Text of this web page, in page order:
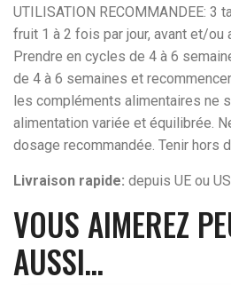
UTILISATION RECOMMANDEE: 3
fruit 1 à 2 fois par jour, avant et/ou
Prendre en cycles de 4 à 6
de 4 à 6 semaines et
les compléments alimentaires ne
alimentation variée et équilibrée.
dosage recommandée. Tenir hors
Livraison rapide: depuis UE ou
VOUS AIMEREZ
AUSSI…